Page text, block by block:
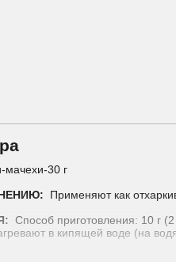
мачехи-30 г
Применяют как
Способ приготовления: 10 г
в кипящей воде (на
кипяченой водой до 200
в теплом виде по 1/3-